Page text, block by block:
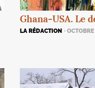
Ghana-USA. Le
LA RÉDACTION ·